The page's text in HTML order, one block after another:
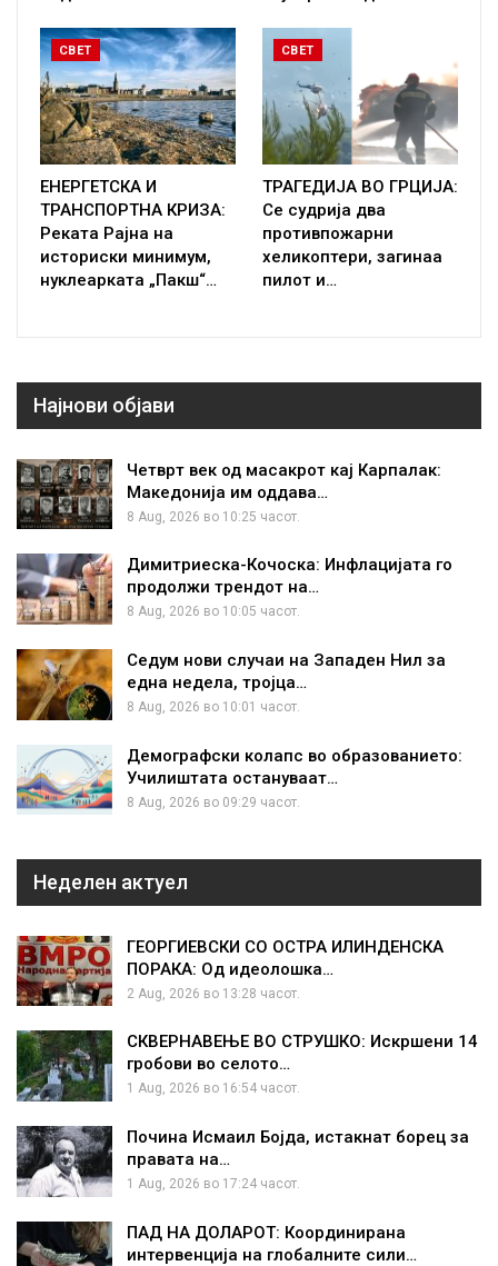
СВЕТ
ЕНЕРГЕТСКА И
ТРАНСПОРТНА КРИЗА:
Реката Рајна на
историски минимум,
нуклеарката „Пакш“…
СВЕТ
ТРАГЕДИЈА ВО ГРЦИЈА:
Се судрија два
противпожарни
хеликоптери, загинаа
пилот и…
Најнови објави
Четврт век од масакрот кај Карпалак:
Македонија им оддава…
8 Aug, 2026 во 10:25 часот.
Димитриеска-Кочоска: Инфлацијата го
продолжи трендот на…
8 Aug, 2026 во 10:05 часот.
Седум нови случаи на Западен Нил за
една недела, тројца…
8 Aug, 2026 во 10:01 часот.
Демографски колапс во образованието:
Училиштата остануваат…
8 Aug, 2026 во 09:29 часот.
Неделен актуел
ГЕОРГИЕВСКИ СО ОСТРА ИЛИНДЕНСКА
ПОРАКА: Од идеолошка…
2 Aug, 2026 во 13:28 часот.
СКВЕРНАВЕЊЕ ВО СТРУШКО: Искршени 14
гробови во селото…
1 Aug, 2026 во 16:54 часот.
Почина Исмаил Бојда, истакнат борец за
правата на…
1 Aug, 2026 во 17:24 часот.
ПАД НА ДОЛАРОТ: Координирана
интервенција на глобалните сили…